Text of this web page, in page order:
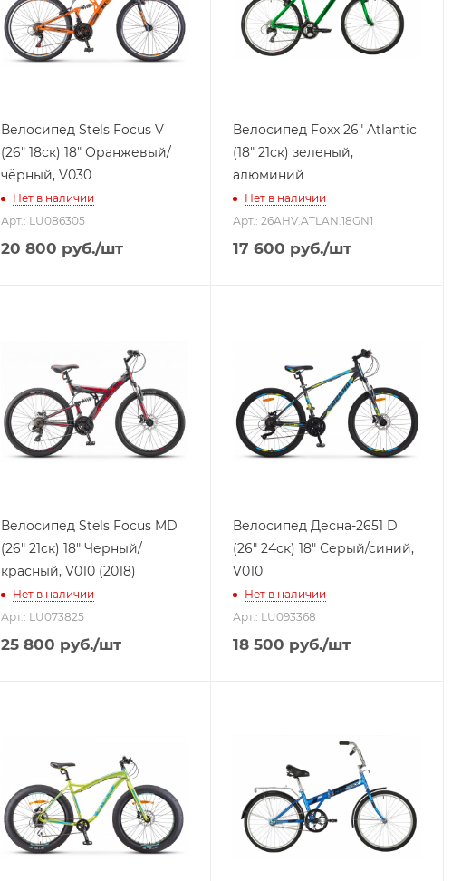
Велосипед Stels Focus V
(26" 18ск) 18" Оранжевый/
чёрный, V030
Нет в наличии
Арт.: LU086305
20 800 руб./шт
Велосипед Foxx 26" Atlantic
(18" 21ск) зеленый,
алюминий
Нет в наличии
Арт.: 26AHV.ATLAN.18GN1
17 600 руб./шт
Велосипед Stels Focus MD
(26" 21ск) 18" Черный/
красный, V010 (2018)
Нет в наличии
Арт.: LU073825
25 800 руб./шт
Велосипед Десна-2651 D
(26" 24ск) 18" Серый/синий,
V010
Нет в наличии
Арт.: LU093368
18 500 руб./шт